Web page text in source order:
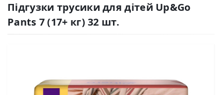
Підгузки трусики для дітей Up&Go
Pants 7 (17+ кг) 32 шт.